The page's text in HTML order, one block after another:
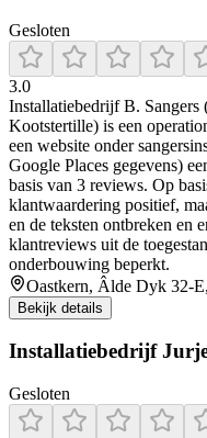
Gesloten
3.0
Installatiebedrijf B.
Kootstertille) is een
een website onder
Google Places gegevens)
basis van 3 reviews. Op
klantwaardering positief,
en de teksten ontbreken en
klantreviews uit de
onderbouwing beperkt.
Oastkern, Âlde Dyk 32-
Bekijk details
Installatiebedrijf
Gesloten